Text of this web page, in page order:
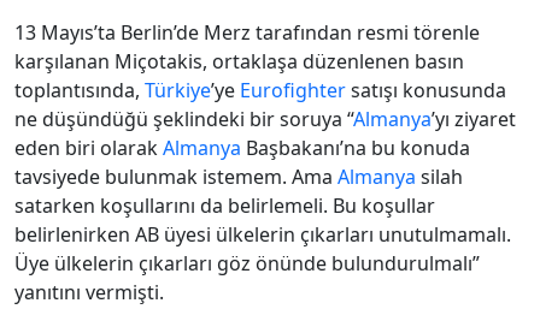
13 Mayıs’ta Berlin’de Merz tarafından resmi törenle
karşılanan Miçotakis, ortaklaşa düzenlenen basın
toplantısında, Türkiye’ye Eurofightersatışı konusunda
ne düşündüğü şeklindeki bir soruya “Almanya’yı ziyaret
eden biri olarakAlmanya Başbakanı’na bu konuda
tavsiyede bulunmak istemem. Ama Almanya silah
satarken koşullarını da belirlemeli. Bu koşullar
belirlenirken AB üyesi ülkelerin çıkarları unutulmamalı.
Üye ülkelerin çıkarları göz önünde bulundurulmalı”
yanıtını vermişti.